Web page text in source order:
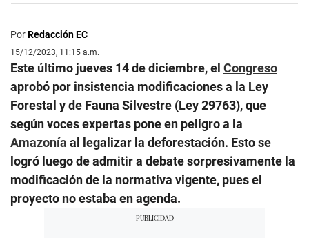
PorRedacción EC
15/12/2023, 11:15 a.m.
Este último jueves 14 de diciembre, el Congreso
aprobó por insistencia modificaciones a la Ley
Forestal y de Fauna Silvestre (Ley 29763), que
según voces expertas pone en peligro a la
Amazonía al legalizar la deforestación. Esto se
logró luego de admitir a debate sorpresivamente la
modificación de la normativa vigente, pues el
proyecto no estaba en agenda.